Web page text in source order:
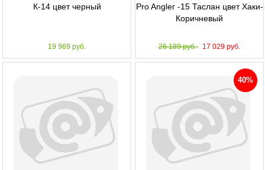
К-14 цвет черный
19 969 руб.
Pro Angler -15 Таслан цвет Хаки-
Коричневый
26 189 руб. 17 029 руб.
40%